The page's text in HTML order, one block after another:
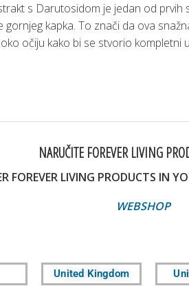
s Darutosidom je jedan od
gornjeg kapka. To znači da ova
očiju kako bi se stvorio kompletni
NARUČITE FOREVER LIVING
LIVING PRODUCTS IN
United Kingdom